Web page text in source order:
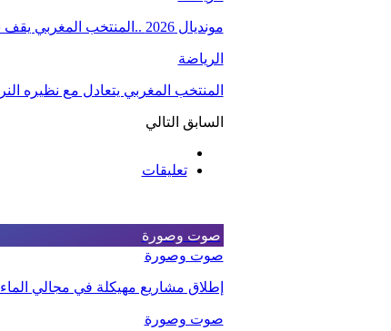
مونديال 2026 ..المنتخب المغربي يقف ندا لند في وجه البرازيل ،و الصيباري و بوعدي يخطفان…
الرياضة
المنتخب المغربي يتعادل مع نظيره
السابق التالي
تعليقات
صوت وصورة
صوت وصورة
إطلاق مشاريع مهيكلة في مجالي الماء
صوت وصورة